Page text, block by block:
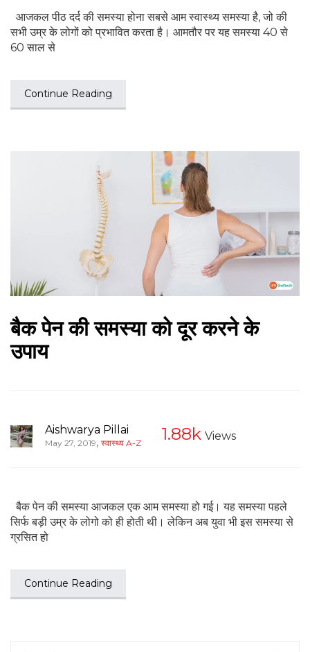
आजकल पीठ दर्द की समस्या होना सबसे आम स्वास्थ्य समस्या है, जो की
सभी उम्र के लोगों को प्रभावित करता है। आमतौर पर यह समस्या 40 से
60 साल से
Continue Reading
बैक पेन की समस्या को दूर करने के
उपाय
Aishwarya Pillai
May 27, 2019, स्वास्थ्य A-Z 1.88k Views
बैक पेन की समस्या आजकल एक आम समस्या हो गई। यह समस्या पहले
सिर्फ बड़ी उम्र के लोगो को ही होती थी। लेकिन अब युवा भी इस समस्या से
ग्रसित हो
Continue Reading